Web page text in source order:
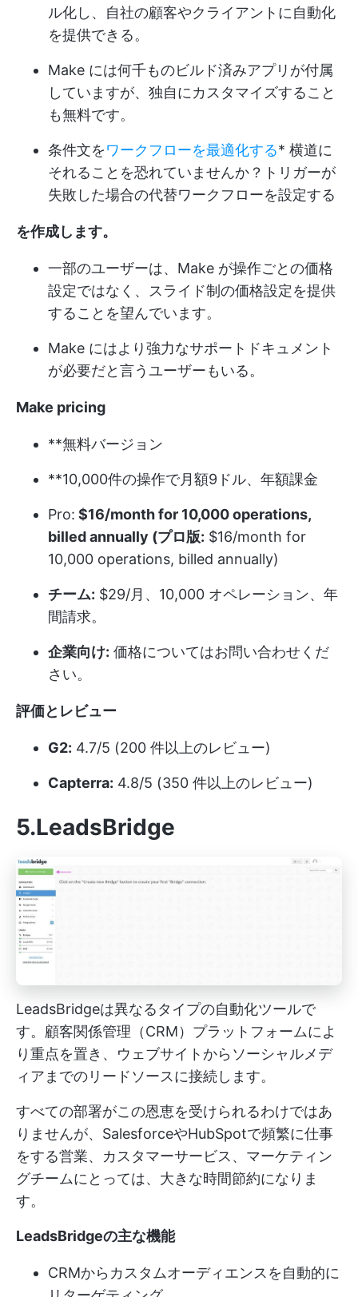
ル化し、自社の顧客やクライアントに自動化
を提供できる。
Make には何千ものビルド済みアプリが付属
していますが、独自にカスタマイズすること
も無料です。
条件文をワークフローを最適化する* 横道に
それることを恐れていませんか？トリガーが
失敗した場合の代替ワークフローを設定する
を作成します。
一部のユーザーは、Make が操作ごとの価格
設定ではなく、スライド制の価格設定を提供
することを望んでいます。
Make にはより強力なサポートドキュメント
が必要だと言うユーザーもいる。
Make pricing
**無料バージョン
**10,000件の操作で月額9ドル、年額課金
Pro: $16/month for 10,000 operations,
billed annually (プロ版: $16/month for
10,000 operations, billed annually)
チーム: $29/月、10,000 オペレーション、年
間請求。
企業向け: 価格についてはお問い合わせくだ
さい。
評価とレビュー
G2: 4.7/5 (200 件以上のレビュー)
Capterra: 4.8/5 (350 件以上のレビュー)
5.LeadsBridge
LeadsBridgeは異なるタイプの自動化ツールで
す。顧客関係管理（CRM）プラットフォームによ
り重点を置き、ウェブサイトからソーシャルメデ
ィアまでのリードソースに接続します。
すべての部署がこの恩恵を受けられるわけではあ
りませんが、SalesforceやHubSpotで頻繁に仕事
をする営業、カスタマーサービス、マーケティン
グチームにとっては、大きな時間節約になりま
す。
LeadsBridgeの主な機能
CRMからカスタムオーディエンスを自動的に